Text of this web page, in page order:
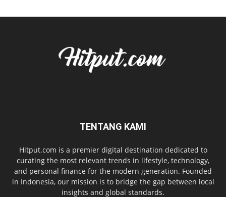
TENTANG KAMI
Hitput.com is a premier digital destination dedicated to
curating the most relevant trends in lifestyle, technology,
and personal finance for the modern generation. Founded
in Indonesia, our mission is to bridge the gap between local
insights and global standards.